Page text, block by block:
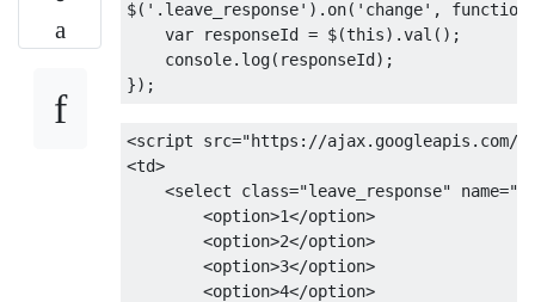
$( '.leave_response' ). on( 'change' , function
var responseId = $(this).val ();
    console
. log( responseId);
});
<script src="https://
<td>
<select
class="leave_response" name=
<option>1</option>
<option>2</option>
<option>3</option>
<option>4</option>